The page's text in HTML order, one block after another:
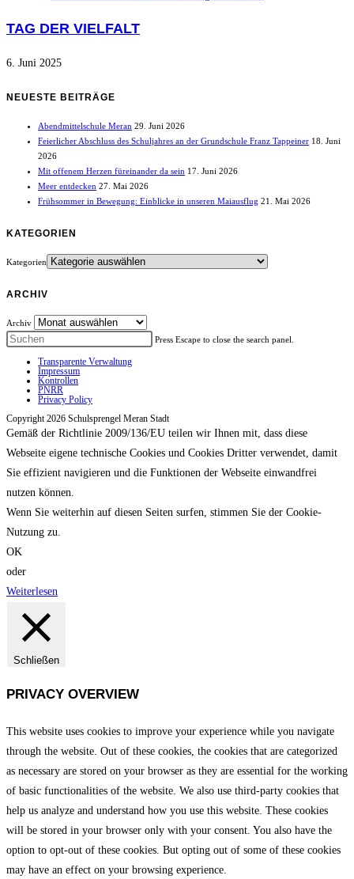
TAG DER VIELFALT
6. Juni 2025
NEUESTE BEITRÄGE
Abendmittelschule Meran 29. Juni 2026
Feierlicher Abschluss des Schuljahres an der Grundschule Franz Tappeiner 18. Juni
2026
Mit offenem Herzen füreinander da sein 17. Juni 2026
Meer entdecken 27. Mai 2026
Frühsommer in Bewegung: Einblicke in unseren Maiausflug 21. Mai 2026
KATEGORIEN
Kategorien
ARCHIV
Archiv
Press Escape to close the search panel.
Transparente Verwaltung
Impressum
Kontrollen
PNRR
Privacy Policy
Copyright 2026 Schulsprengel Meran Stadt
Gemäß der Richtlinie 2009/136/EU teilen wir Ihnen mit, dass diese
Webseite eigene technische Cookies und Cookies Dritter verwendet, damit
Sie effizient navigieren und die Funktionen der Webseite einwandfrei
nutzen können.
Wenn Sie weiterhin auf diesen Seiten surfen, stimmen Sie der Cookie-
Nutzung zu.
OK
oder
Weiterlesen
Schließen
PRIVACY OVERVIEW
This website uses cookies to improve your experience while you navigate
through the website. Out of these cookies, the cookies that are categorized
as necessary are stored on your browser as they are essential for the working
of basic functionalities of the website. We also use third-party cookies that
help us analyze and understand how you use this website. These cookies
will be stored in your browser only with your consent. You also have the
option to opt-out of these cookies. But opting out of some of these cookies
may have an effect on your browsing experience.